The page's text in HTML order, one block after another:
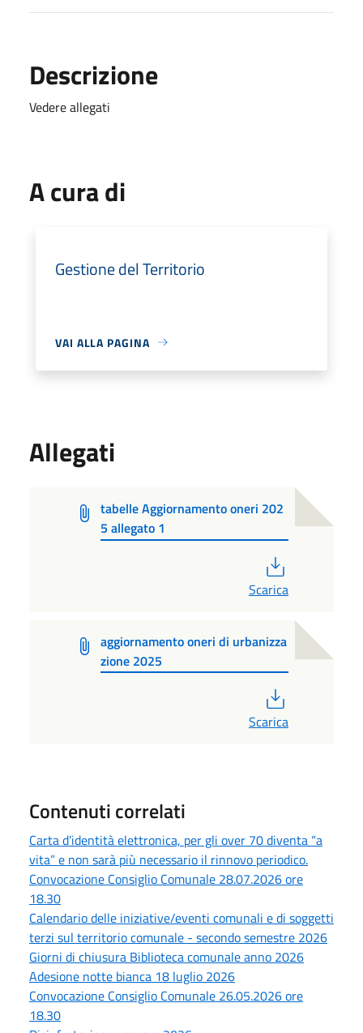
Descrizione
Vedere allegati
A cura di
Gestione del Territorio
VAI ALLA PAGINA
Allegati
tabelle Aggiornamento oneri 202
5 allegato 1
Scarica
aggiornamento oneri di urbanizza
zione 2025
Scarica
Contenuti correlati
Carta d’identità elettronica, per gli over 70 diventa “a
vita” e non sarà più necessario il rinnovo periodico.
Convocazione Consiglio Comunale 28.07.2026 ore
18.30
Calendario delle iniziative/eventi comunali e di soggetti
terzi sul territorio comunale - secondo semestre 2026
Giorni di chiusura Biblioteca comunale anno 2026
Adesione notte bianca 18 luglio 2026
Convocazione Consiglio Comunale 26.05.2026 ore
18.30